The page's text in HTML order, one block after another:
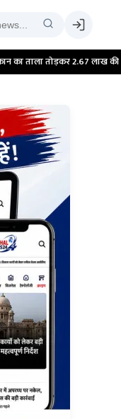
लाख की चोरी ; शहर में दो